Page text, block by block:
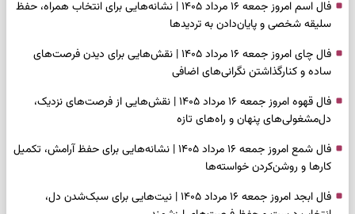
فال اسم امروز جمعه ۱۶ مرداد ۱۴۰۵ | نشانه‌هایی برای انتخاب همراه، حفظ
سلیقه شخصی و پایان‌دادن به تردیدها
فال چای امروز جمعه ۱۶ مرداد ۱۴۰۵ | نقش‌هایی برای دیدن فرصت‌های
ساده و کنارگذاشتن نگرانی‌های اضافی
فال قهوه امروز جمعه ۱۶ مرداد ۱۴۰۵ | نقش‌هایی از فرصت‌های نزدیک،
دل‌مشغولی‌های پنهان و راه‌های تازه
فال شمع امروز جمعه ۱۶ مرداد ۱۴۰۵ | نشانه‌هایی برای حفظ آرامش، تکمیل
کارها و روشن‌کردن خواسته‌ها
فال ابجد امروز جمعه ۱۶ مرداد ۱۴۰۵ | نیت‌هایی برای سبک‌شدن دل،